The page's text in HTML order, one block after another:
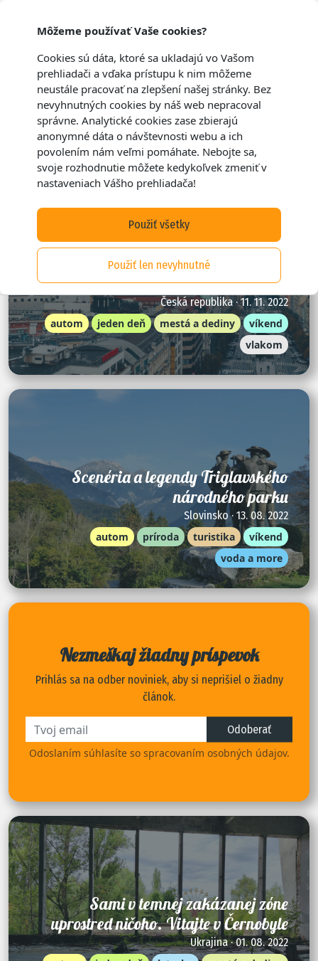
Môžeme používať Vaše cookies?
Cookies sú dáta, ktoré sa ukladajú vo Vašom
prehliadači a vďaka prístupu k nim môžeme
neustále pracovať na zlepšení našej stránky. Bez
nevyhnutných cookies by náš web nepracoval
správne. Analytické cookies zase zbierajú
anonymné dáta o návštevnosti webu a ich
povolením nám veľmi pomáhate. Nebojte sa,
svoje rozhodnutie môžete kedykoľvek zmeniť v
nastaveniach Vášho prehliadača!
Použiť všetky
Použiť len nevyhnutné
Nezmeškaj žiadny príspevok
Prihlás sa na odber noviniek, aby si neprišiel o žiadny
článok.
Odoberať
Odoslaním súhlasíte so spracovaním osobných údajov.
Kam v Prahe na skvelé jedlo, kávu či
pivko?
Česká republika · 11. 11. 2022
autom
jeden deň mestá a dediny
víkend
vlakom
Scenéria a legendy Triglavského
národného parku
Slovinsko · 13. 08. 2022
autom
príroda turistika
víkend
voda a more
Sami v temnej zakázanej zóne
uprostred ničoho. Vitajte v Černobyle
Ukrajina · 01. 08. 2022